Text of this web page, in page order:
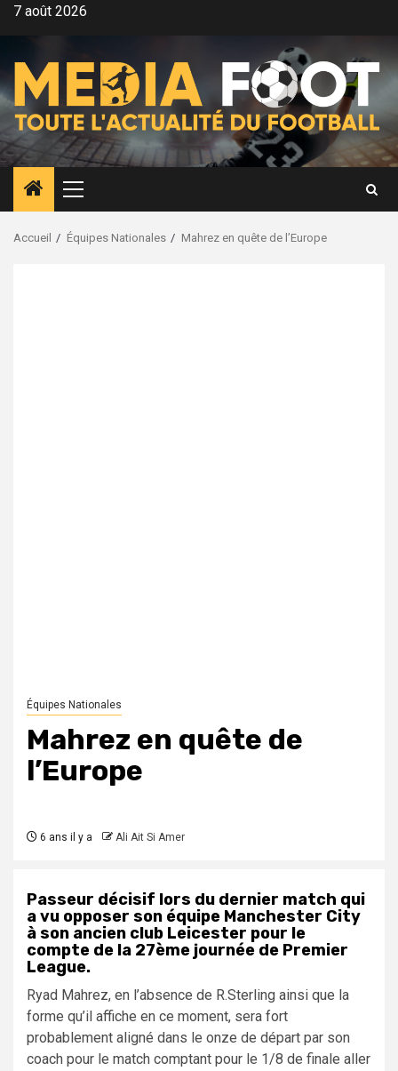
Aller7 août 2026
Menu
principal
Accueil Équipes Nationales Mahrez en quête de l’Europe
Équipes Nationales
Mahrez en quête de
l’Europe
6 ans il y a Ali Ait Si Amer
Passeur décisif lors du dernier match qui
a vu opposer son équipe Manchester City
à son ancien club Leicester pour le
compte de la 27ème journée de Premier
League.
Ryad Mahrez, en l’absence de R.Sterling ainsi que la
forme qu’il affiche en ce moment, sera fort
probablement aligné dans le onze de départ par son
coach pour le match comptant pour le 1/8 de finale aller